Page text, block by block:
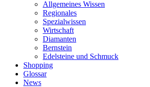
Allgemeines Wissen
Regionales
Spezialwissen
Wirtschaft
Diamanten
Bernstein
Edelsteine und Schmuck
Shopping
Glossar
News